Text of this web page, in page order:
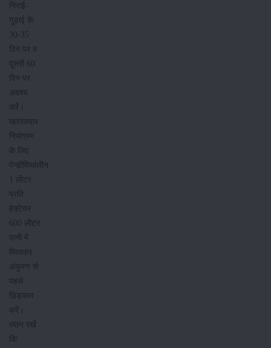
निराई-
गुड़ाई के
30-35
दिन पर व
दूसरी 60
दिन पर
अवश्य
करेंं।
खरपतवार
नियंत्रण
के लिए
पेन्डीमिथालीन
1 लीटर
प्रति
हेक्टेयर
600 लीटर
पानी में
मिलाकर
अंकुरण से
पहले
छिड़काव
करें।
ध्यान रखें
कि